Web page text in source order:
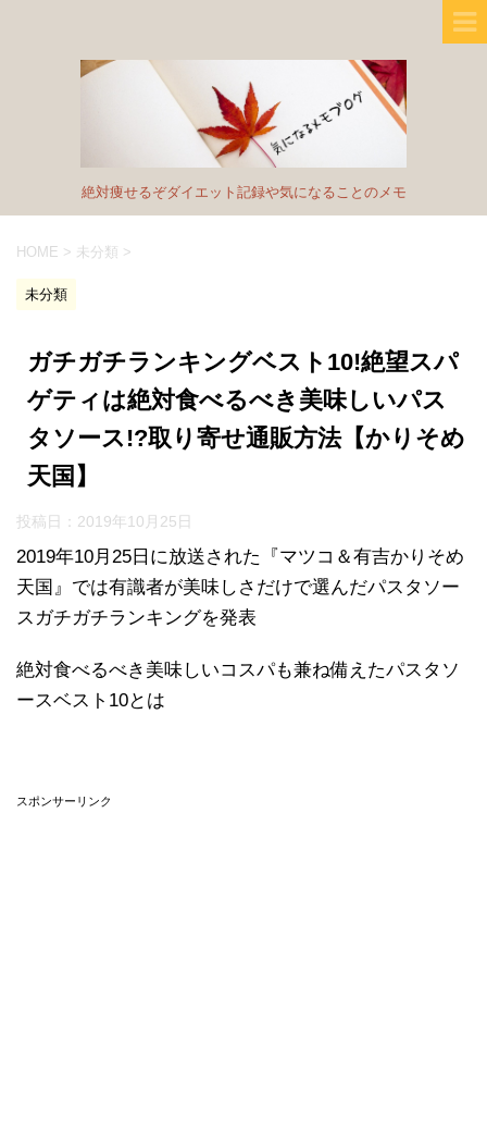
絶対痩せるぞダイエット記録や気になることのメモ
HOME > 未分類 >
未分類
ガチガチランキングベスト10!絶望スパ
ゲティは絶対食べるべき美味しいパス
タソース!?取り寄せ通販方法【かりそめ
天国】
投稿日： 2019年10月25日
2019年10月25日に放送された『マツコ＆有吉かりそめ
天国』では有識者が美味しさだけで選んだパスタソー
スガチガチランキングを発表
絶対食べるべき美味しいコスパも兼ね備えたパスタソ
ースベスト10とは
スポンサーリンク